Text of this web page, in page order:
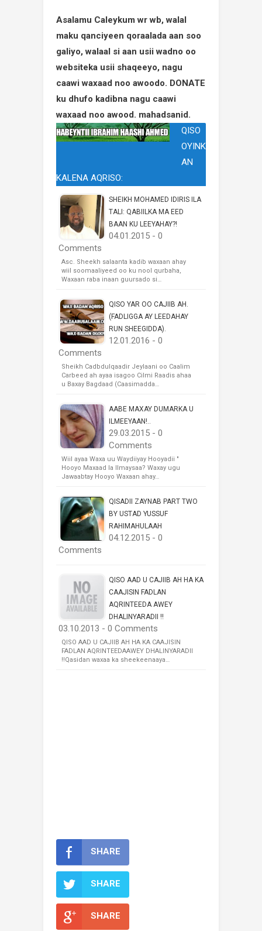
Asalamu Caleykum wr wb, walal
maku qanciyeen qoraalada aan soo
galiyo, walaal si aan usii wadno oo
websiteka usii shaqeeyo, nagu
caawi waxaad noo awoodo. DONATE
ku dhufo kadibna nagu caawi
waxaad noo awood. mahadsanid.
QISO
OYINK
AN
KALENA AQRISO:
SHEIKH MOHAMED IDIRIS ILA
TALI: QABIILKA MA EED
BAAN KU LEEYAHAY?!
04.01.2015 - 0
Comments
Asc. Sheekh salaanta kadib waxaan ahay
wiil soomaaliyeed oo ku nool qurbaha,
Waxaan raba inaan guursado si…
QISO YAR OO CAJIIB AH.
(FADLIGGA AY LEEDAHAY
RUN SHEEGIDDA).
12.01.2016 - 0
Comments
Sheikh Cadbdulqaadir Jeylaani oo Caalim
Carbeed ah ayaa isagoo Cilmi Raadis ahaa
u Baxay Bagdaad (Caasimadda…
AABE MAXAY DUMARKA U
ILMEEYAAN!..
29.03.2015 - 0
Comments
Wiil ayaa Waxa uu Waydiiyay Hooyadii "
Hooyo Maxaad la Ilmaysaa? Waxay ugu
Jawaabtay Hooyo Waxaan ahay…
QISADII ZAYNAB PART TWO
BY USTAD YUSSUF
RAHIMAHULAAH
04.12.2015 - 0
Comments
QISO AAD U CAJIIB AH HA KA
CAAJISIN FADLAN
AQRINTEEDA AWEY
DHALINYARADII !!
03.10.2013 - 0 Comments
QISO AAD U CAJIIB AH HA KA CAAJISIN
FADLAN AQRINTEEDAAWEY DHALINYARADII
!!Qasidan waxaa ka sheekeenaaya…
SHARE
SHARE
SHARE